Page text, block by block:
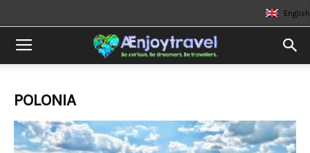
English
POLONIA